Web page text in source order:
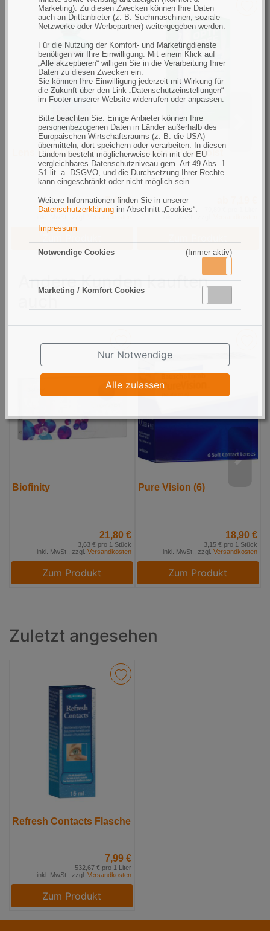
Marketing). Zu diesen Zwecken können Ihre Daten
auch an Drittanbieter (z. B. Suchmaschinen, soziale
Netzwerke oder Werbepartner) weitergegeben werden.
Für die Nutzung der Komfort- und Marketingdienste
benötigen wir Ihre Einwilligung. Mit einem Klick auf
„Alle akzeptieren“ willigen Sie in die Verarbeitung Ihrer
Daten zu diesen Zwecken ein.
Sie können Ihre Einwilligung jederzeit mit Wirkung für
die Zukunft über den Link „Datenschutzeinstellungen“
im Footer unserer Website widerrufen oder anpassen.
Bitte beachten Sie: Einige Anbieter können Ihre
personenbezogenen Daten in Länder außerhalb des
Europäischen Wirtschaftsraums (z. B. die USA)
übermitteln, dort speichern oder verarbeiten. In diesen
Ländern besteht möglicherweise kein mit der EU
vergleichbares Datenschutzniveau gem. Art 49 Abs. 1
S1 lit. a. DSGVO, und die Durchsetzung Ihrer Rechte
kann eingeschränkt oder nicht möglich sein.
Weitere Informationen finden Sie in unserer
Datenschutzerklärung im Abschnitt „Cookies“.
Impressum
Notwendige Cookies (Immer aktiv)
Marketing / Komfort Cookies
Nur Notwendige
Alle zulassen
Lens Plus OcuPure 360
7,49 €
20,81 € pro 1 Liter
Optifree PureMoist
Andere Kunden kauften
Biofinity
21,80 €
3,63 € pro 1 Stück
inkl. MwSt., zzgl. Versandkosten
Zum Produkt
Pure Vision (6)
18,90 €
3,15 € pro 1 Stück
inkl. MwSt., zzgl. Versandkosten
Zum Produkt
Zuletzt angesehen
Refresh Contacts Flasche
7,99 €
532,67 € pro 1 Liter
inkl. MwSt., zzgl. Versandkosten
Zum Produkt